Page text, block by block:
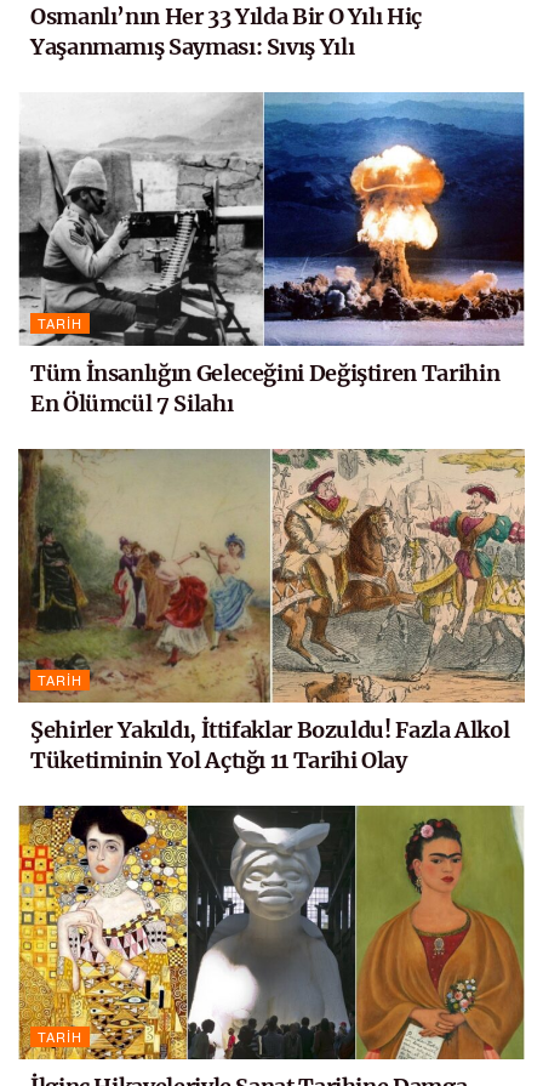
Osmanlı’nın Her 33 Yılda Bir O Yılı Hiç
Yaşanmamış Sayması: Sıvış Yılı
TARIH
Tüm İnsanlığın Geleceğini Değiştiren Tarihin
En Ölümcül 7 Silahı
TARIH
Şehirler Yakıldı, İttifaklar Bozuldu! Fazla Alkol
Tüketiminin Yol Açtığı 11 Tarihi Olay
TARIH